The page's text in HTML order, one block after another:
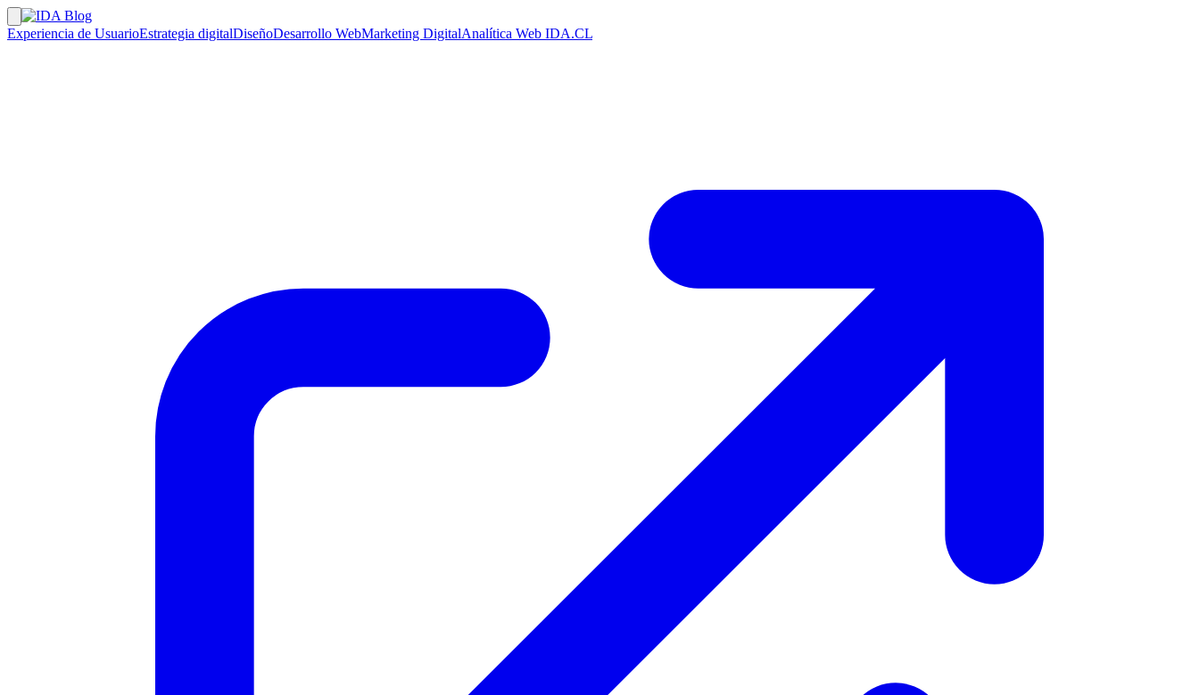
Experiencia de UsuarioEstrategia digitalDiseñoDesarrollo WebMarketing DigitalAnalítica Web IDA.CL